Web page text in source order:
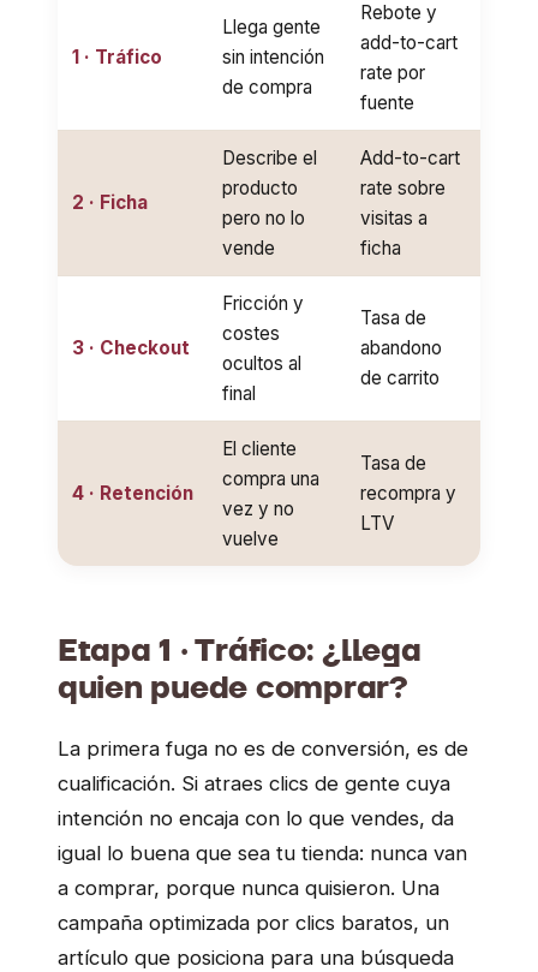
1 · Tráfico
Llega gente
sin intención
de compra
Rebote y
add-to-cart
rate por
fuente
2 · Ficha
Describe el
producto
pero no lo
vende
Add-to-cart
rate sobre
visitas a
ficha
3 · Checkout
Fricción y
costes
ocultos al
final
Tasa de
abandono
de carrito
4 · Retención
El cliente
compra una
vez y no
vuelve
Tasa de
recompra y
LTV
Etapa 1 · Tráfico: ¿llega
quien puede comprar?
La primera fuga no es de conversión, es de
cualificación. Si atraes clics de gente cuya
intención no encaja con lo que vendes, da
igual lo buena que sea tu tienda: nunca van
a comprar, porque nunca quisieron. Una
campaña optimizada por clics baratos, un
artículo que posiciona para una búsqueda